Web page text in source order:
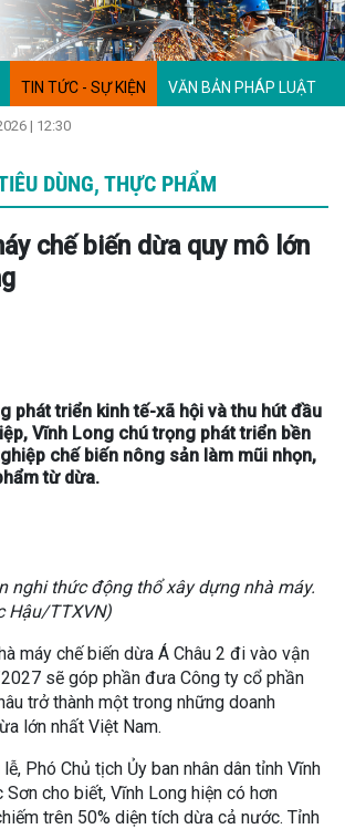
TIN TỨC - SỰ KIỆN VĂN BẢN PHÁP LUẬT
| 12:30
DÙNG, THỰC PHẨM
chế biến dừa quy mô lớn
phát triển kinh tế-xã hội và thu hút đầu
Vĩnh Long chú trọng phát triển bền
chế biến nông sản làm mũi nhọn,
từ dừa.
nghi thức động thổ xây dựng nhà máy.
Hậu/TTXVN)
máy chế biến dừa Á Châu 2 đi vào vận
sẽ góp phần đưa Công ty cổ phần
trở thành một trong những doanh
lớn nhất Việt Nam.
Phó Chủ tịch Ủy ban nhân dân tỉnh Vĩnh
Sơn cho biết, Vĩnh Long hiện có hơn
trên 50% diện tích dừa cả nước. Tỉnh